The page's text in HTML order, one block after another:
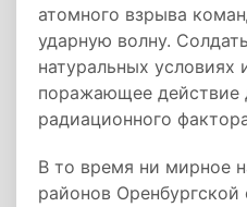
атомного взрыва
ударную волну.
натуральных условиях
поражающее действие
радиационного
В то время ни мирное
районов